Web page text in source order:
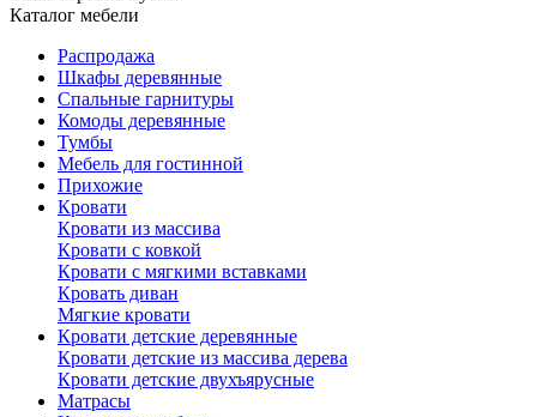
Каталог мебели
Распродажа
Шкафы деревянные
Спальные гарнитуры
Комоды деревянные
Тумбы
Мебель для гостинной
Прихожие
Кровати
Кровати из массива
Кровати с ковкой
Кровати с мягкими вставками
Кровать диван
Мягкие кровати
Кровати детские деревянные
Кровати детские из массива дерева
Кровати детские двухъярусные
Матрасы